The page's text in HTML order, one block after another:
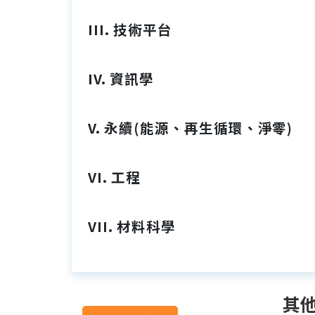
III. 技術平台
IV. 資訊學
V. 永續(能源、再生循環、淨零)
VI. 工程
VII. 材料科學
其